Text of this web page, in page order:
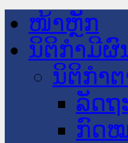
ໜ້າຫຼັກ
ນິຕິກໍາມີຜົ
ນິຕິກໍາ
ລັດຖ
ກົດ